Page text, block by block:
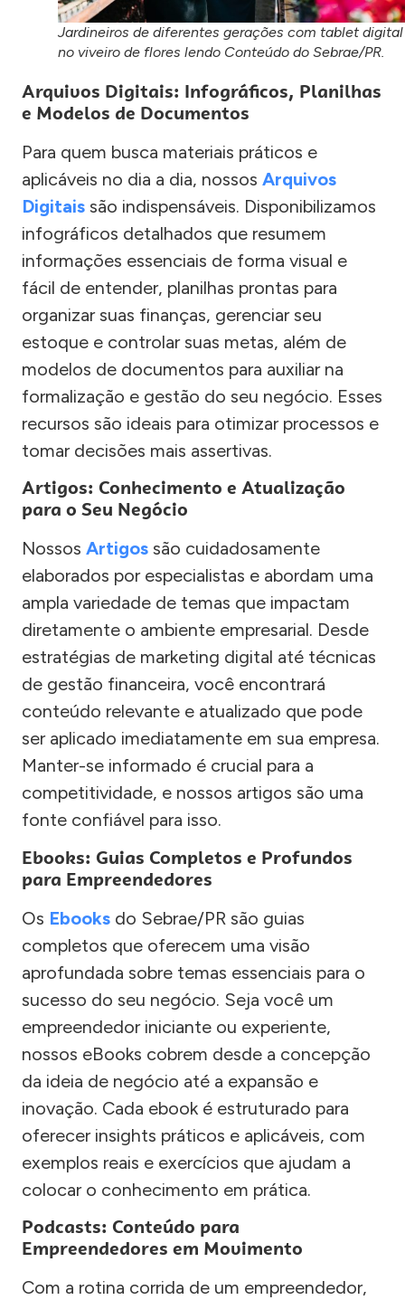
Jardineiros de diferentes gerações com tablet digital
no viveiro de flores lendo Conteúdo do Sebrae/PR.
Arquivos Digitais: Infográficos, Planilhas
e Modelos de Documentos
Para quem busca materiais práticos e
aplicáveis no dia a dia, nossos Arquivos
Digitais são indispensáveis. Disponibilizamos
infográficos detalhados que resumem
informações essenciais de forma visual e
fácil de entender, planilhas prontas para
organizar suas finanças, gerenciar seu
estoque e controlar suas metas, além de
modelos de documentos para auxiliar na
formalização e gestão do seu negócio. Esses
recursos são ideais para otimizar processos e
tomar decisões mais assertivas.
Artigos: Conhecimento e Atualização
para o Seu Negócio
Nossos Artigos são cuidadosamente
elaborados por especialistas e abordam uma
ampla variedade de temas que impactam
diretamente o ambiente empresarial. Desde
estratégias de marketing digital até técnicas
de gestão financeira, você encontrará
conteúdo relevante e atualizado que pode
ser aplicado imediatamente em sua empresa.
Manter-se informado é crucial para a
competitividade, e nossos artigos são uma
fonte confiável para isso.
Ebooks: Guias Completos e Profundos
para Empreendedores
Os Ebooks do Sebrae/PR são guias
completos que oferecem uma visão
aprofundada sobre temas essenciais para o
sucesso do seu negócio. Seja você um
empreendedor iniciante ou experiente,
nossos eBooks cobrem desde a concepção
da ideia de negócio até a expansão e
inovação. Cada ebook é estruturado para
oferecer insights práticos e aplicáveis, com
exemplos reais e exercícios que ajudam a
colocar o conhecimento em prática.
Podcasts: Conteúdo para
Empreendedores em Movimento
Com a rotina corrida de um empreendedor,